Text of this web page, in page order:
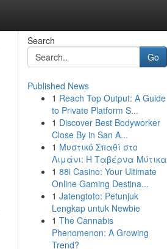
Search
Go
Published News
1 Reach Top Output: A Guide
to Private Platform S...
1 Discover Best Bodyworker
Close By in San A...
1 Μυστικό Σπαθί στο
Λιμάνι: Η Ταβέρνα Μύτικα
1 88i Casino: Your Ultimate
Online Gaming Destina...
1 Jatengtoto: Petunjuk
Lengkap untuk Newbie
1 The Cannabis
Phenomenon: A Growing
Trend?